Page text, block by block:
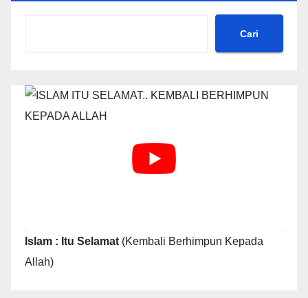
Cari
Islam : Itu Selamat (Kembali Berhimpun Kepada
Allah)